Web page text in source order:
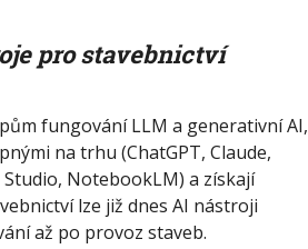
pro stavebnictví
fungování LLM a generativní AI,
na trhu (ChatGPT, Claude,
NotebookLM) a získají
lze již dnes AI nástroji
až po provoz staveb.